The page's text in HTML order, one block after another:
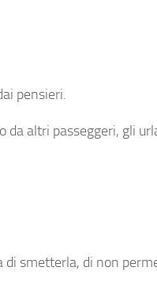
pensieri.
altri passeggeri, gli
smetterla, di non